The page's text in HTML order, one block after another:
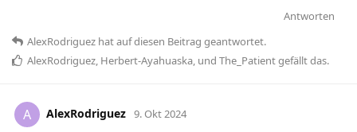
Antworten
AlexRodriguez hatauf diesen Beitrag geantwortet.
AlexRodriguez, Herbert-Ayahuaska, und The_Patientgefällt das.
A AlexRodriguez 9. Okt 2024